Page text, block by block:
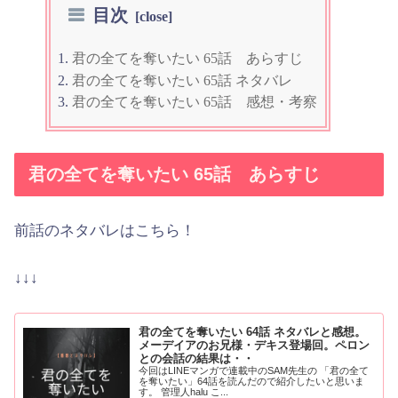
目次
君の全てを奪いたい 65話 あらすじ
君の全てを奪いたい 65話 ネタバレ
君の全てを奪いたい 65話 感想・考察
君の全てを奪いたい 65話 あらすじ
前話のネタバレはこちら！
↓↓↓
君の全てを奪いたい 64話 ネタバレと感想。
メーデイアのお兄様・デキス登場回。ペロン
との会話の結果は・・
今回はLINEマンガで連載中のSAM先生の 「君の全て
を奪いたい」64話を読んだので紹介したいと思いま
す。 管理人halu こ...